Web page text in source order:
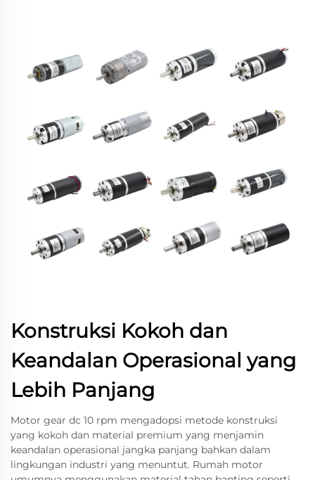
Konstruksi Kokoh dan
Keandalan Operasional yang
Lebih Panjang
Motor gear dc 10 rpm mengadopsi metode konstruksi
yang kokoh dan material premium yang menjamin
keandalan operasional jangka panjang bahkan dalam
lingkungan industri yang menuntut. Rumah motor